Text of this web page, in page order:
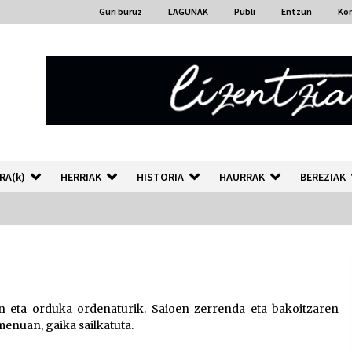
Guri buruz LAGUNAK Publi Entzun
HERRIAK HISTORIA HAURRAK BEREZIAK
eta orduka ordenaturik. Saioen zerrenda eta bakoitzaren
gaika sailkatuta.